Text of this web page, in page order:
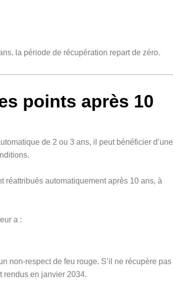
la période de récupération repart de zéro.
points après 10
de 2 ou 3 ans, il peut bénéficier d’une
réattribués automatiquement après 10 ans, à
a :
non-respect de feu rouge. S’il ne récupère pas
rendus en janvier 2034.